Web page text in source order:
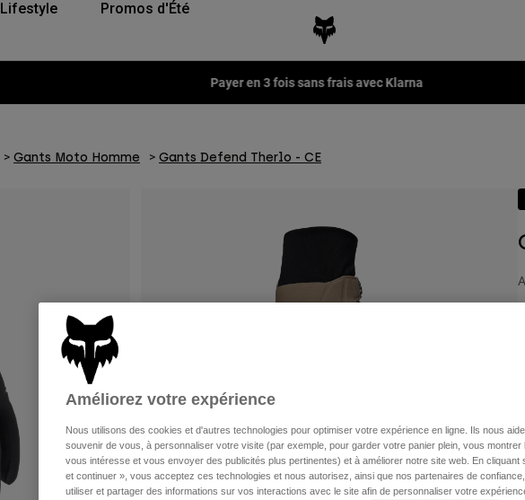
Lifestyle Promos d'Été
Fox LAB Capsule Collection -Voir la collection
Gants Moto Homme Gants Defend Therlo - CE
Améliorez votre expérience
Nous utilisons des cookies et d'autres technologies pour optimiser votre expérience en ligne. Ils nous
souvenir de vous, à personnaliser votre visite (par exemple, pour garder votre panier plein, vous montrer
vous intéresse et vous envoyer des publicités plus pertinentes) et à améliorer notre site web. En cliquant
et continuer », vous acceptez ces technologies et nous autorisez, ainsi que nos partenaires de confiance,
utiliser et partager des informations sur vos interactions avec le site afin de personnaliser votre